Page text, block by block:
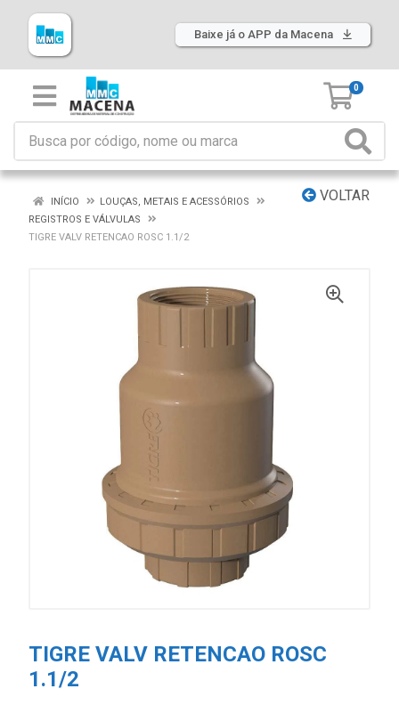
Baixe já o APP da Macena
0
VOLTAR
INÍCIO
LOUÇAS, METAIS E ACESSÓRIOS
REGISTROS E VÁLVULAS
TIGRE VALV RETENCAO ROSC 1.1/2
TIGRE VALV RETENCAO ROSC
1.1/2